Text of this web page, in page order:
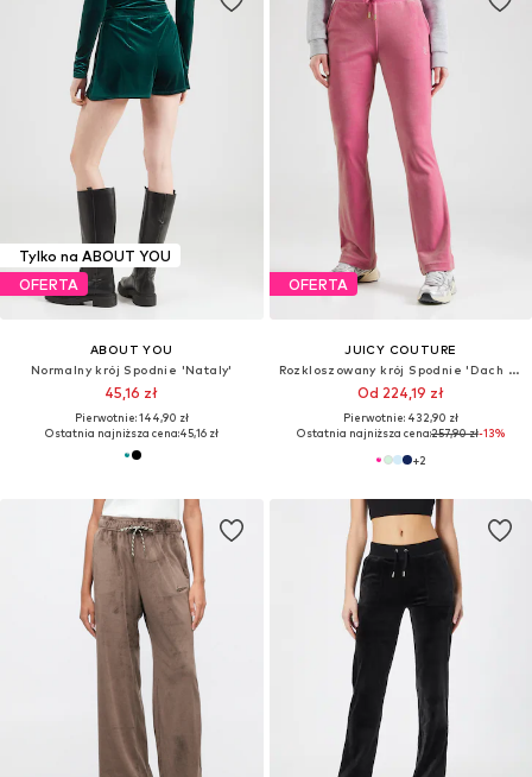
Tylko na ABOUT YOU
OFERTA
ABOUT YOU
Normalny krój Spodnie 'Nataly'
45,16 zł
Pierwotnie: 144,90 zł
Ostatnia najniższa cena:45,16 zł
OFERTA
JUICY COUTURE
Rozkloszowany krój Spodnie 'Dach Cleo'
Od 224,19 zł
Pierwotnie: 432,90 zł
Ostatnia najniższa cena:257,90 zł-13%
+2